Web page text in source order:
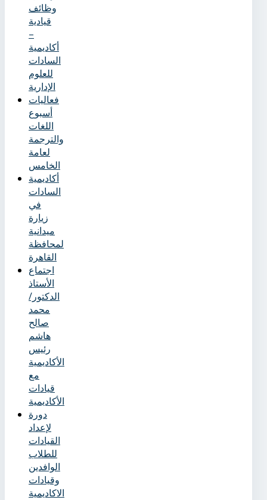
وظائف
قيادية
–
أكاديمية
السادات
للعلوم
الإدارية
فعاليات
أسبوع
اللغات
والترجمة
لعامة
الخامس
أكاديمية
السادات
في
زيارة
ميدانية
لمحافظة
القاهرة
اجتماع
الأستاذ
الدكتور/
محمد
صالح
هاشم
رئيس
الأكاديمية
مع
قيادات
الأكاديمية
دورة
لإعداد
القيادات
للطلاب
الوافدين
وقيادات
الاكاديمية